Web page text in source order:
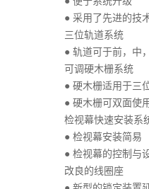
● 采用了先进的技
三位轨道系统
● 轨道可于前，中
可调硬木栅系统
● 硬木栅适用于三
● 硬木栅可双面使
检视幕快速安装系
● 检视幕安装简易
● 检视幕的控制与
改良的线圈座